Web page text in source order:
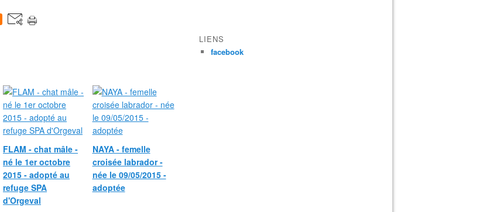
FLAM - chat mâle -
né le 1er octobre
2015 - adopté au
refuge SPA
d'Orgeval
NAYA - femelle
croisée labrador -
née le 09/05/2015 -
adoptée
LIENS
facebook